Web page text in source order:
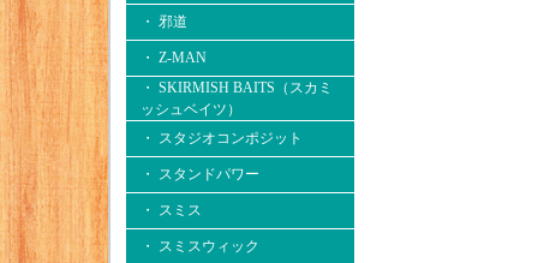
・ 邪道
・ Z-MAN
・ SKIRMISH BAITS（スカミ
ッシュベイツ）
・ スタジオコンポジット
・ スタンドパワー
・ スミス
・ スミスウィック